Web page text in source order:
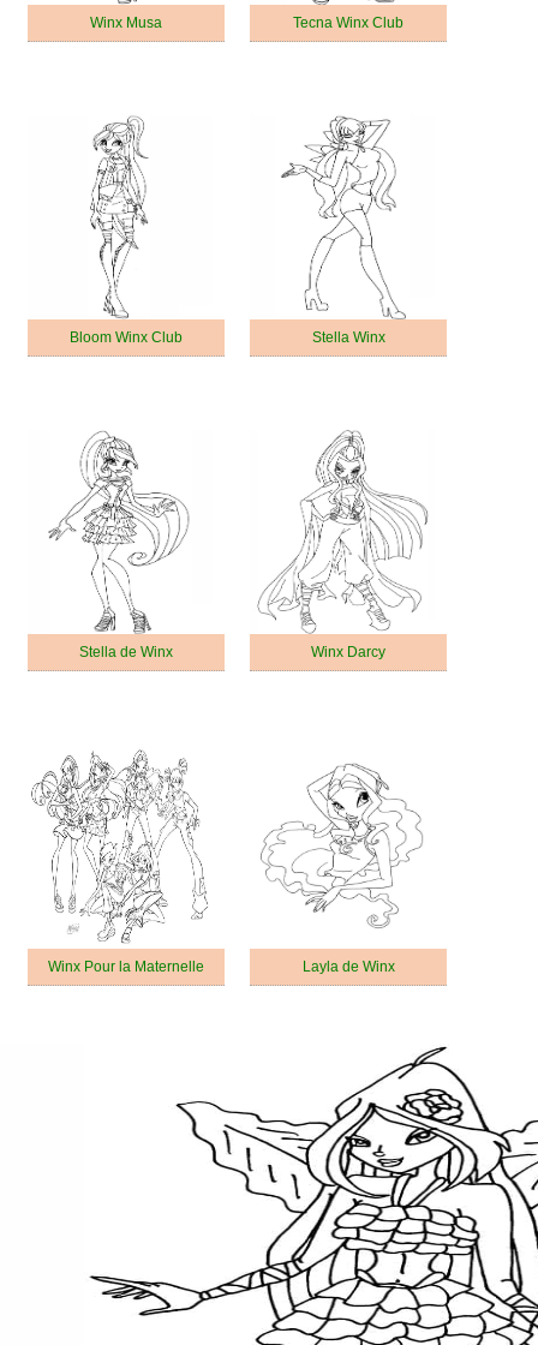
Winx Musa Tecna Winx Club
Bloom Winx Club Stella Winx
Stella de Winx Winx Darcy
Winx Pour la Maternelle Layla de Winx